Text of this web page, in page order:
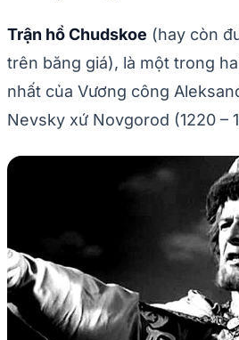
Trận hồ Chudskoe (hay còn
trên băng giá), là một trong
nhất của Vương công
Nevsky xứ Novgorod (1220 –